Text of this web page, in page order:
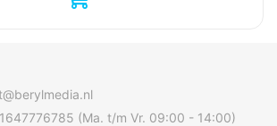
(Ma. t/m Vr. 09:00 - 14:00)